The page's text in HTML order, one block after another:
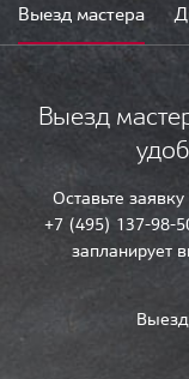
Выезд мастера
Выезд
Оставьте
+7 (495) 137-98-
запланирует
Выезд